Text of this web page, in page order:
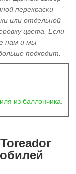
перекраски
или отдельной
цвета. Если
нам и мы
подходит.
из баллончика